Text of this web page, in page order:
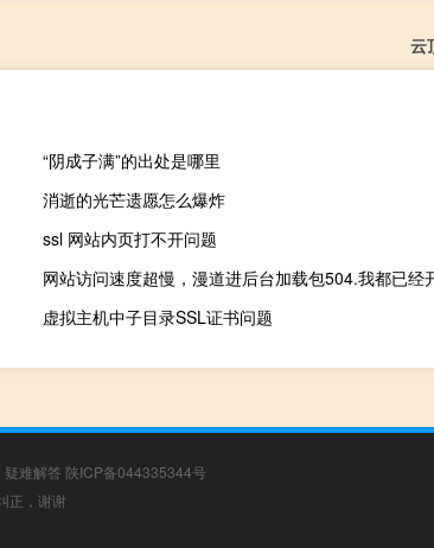
云
“阴成子满”的出处是哪里
消逝的光芒遗愿怎么爆炸
ssl 网站内页打不开问题
网站访问速度超慢，漫道进后台加载包504.我都已经
虚拟主机中子目录SSL证书问题
疑难解答 陕ICP备044335344号
正，谢谢